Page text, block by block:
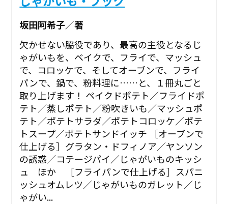
坂田阿希子／著
欠かせない脇役であり、最高の主役となるじ
ゃがいもを、ベイクで、フライで、マッシュ
で、コロッケで、そしてオーブンで、フライ
パンで、鍋で、粉料理に……と、１冊丸ごと
取り上げます！ ペイクドポテト／フライドポ
テト／蒸しポテト／粉吹きいも／マッシュポ
テト／ポテトサラダ／ポテトコロッケ／ポテ
トスープ／ポテトサンドイッチ ［オーブンで
仕上げる］グラタン・ドフィノア／ヤンソン
の誘惑／コテージパイ／じゃがいものキッシ
ュ ほか ［フライパンで仕上げる］スパニ
ッシュオムレツ／じゃがいものガレット／じ
ゃがい...